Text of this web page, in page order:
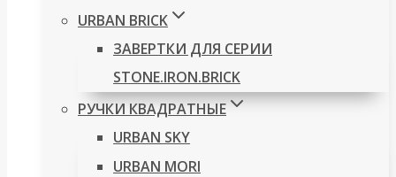
URBAN BRICK
ЗАВЕРТКИ ДЛЯ СЕРИИ
STONE.IRON.BRICK
РУЧКИ КВАДРАТНЫЕ
URBAN SKY
URBAN MORI